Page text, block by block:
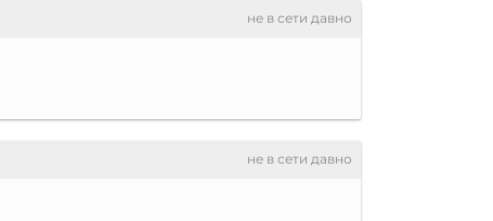
не в сети давно
не в сети давно